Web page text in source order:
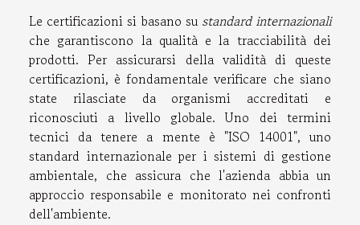
Le certificazioni si basano su standard internazionali
che garantiscono la qualità e la tracciabilità dei
prodotti. Per assicurarsi della validità di queste
certificazioni, è fondamentale verificare che siano
state rilasciate da organismi accreditati e
riconosciuti a livello globale. Uno dei termini
tecnici da tenere a mente è "ISO 14001", uno
standard internazionale per i sistemi di gestione
ambientale, che assicura che l'azienda abbia un
approccio responsabile e monitorato nei confronti
dell'ambiente.